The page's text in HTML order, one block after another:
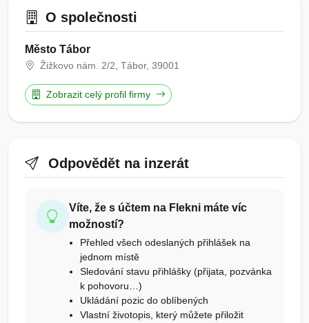
O společnosti
Město Tábor
Žižkovo nám. 2/2, Tábor, 39001
Zobrazit celý profil firmy
Odpovědět na inzerát
Víte, že s účtem na Flekni máte víc
možností?
Přehled všech odeslaných přihlášek na
jednom místě
Sledování stavu přihlášky (přijata, pozvánka
k pohovoru…)
Ukládání pozic do oblíbených
Vlastní životopis, který můžete přiložit